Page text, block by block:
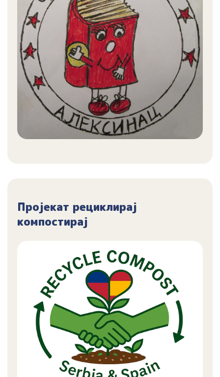
Пројекат рециклирај
компостирај